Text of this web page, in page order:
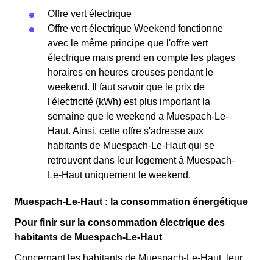
Offre vert électrique
Offre vert électrique Weekend fonctionne
avec le même principe que l'offre vert
électrique mais prend en compte les plages
horaires en heures creuses pendant le
weekend. Il faut savoir que le prix de
l'électricité (kWh) est plus important la
semaine que le weekend a Muespach-Le-
Haut. Ainsi, cette offre s'adresse aux
habitants de Muespach-Le-Haut qui se
retrouvent dans leur logement à Muespach-
Le-Haut uniquement le weekend.
Muespach-Le-Haut : la consommation énergétique
Pour finir sur la consommation électrique des
habitants de Muespach-Le-Haut
Concernant les habitants de Muespach-Le-Haut, leur